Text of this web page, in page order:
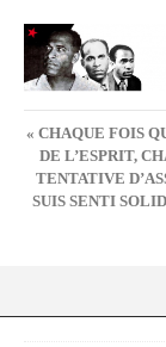
« CHAQUE FOIS
DE L’ESPRIT,
TENTATIVE
SUIS SENTI